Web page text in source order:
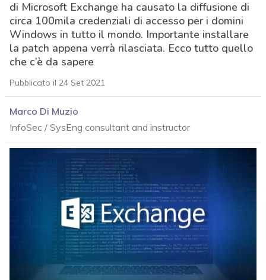
di Microsoft Exchange ha causato la diffusione di
circa 100mila credenziali di accesso per i domini
Windows in tutto il mondo. Importante installare
la patch appena verrà rilasciata. Ecco tutto quello
che c’è da sapere
Pubblicato il 24 Set 2021
Marco Di Muzio
InfoSec / SysEng consultant and instructor